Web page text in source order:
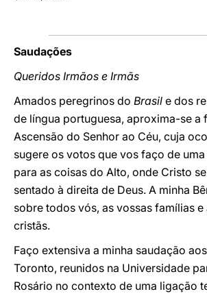
Saudações
Queridos Irmãos e Irmãs
Amados peregrinos do Brasil e dos
de língua portuguesa, aproxima-se a
Ascensão do Senhor ao Céu, cuja
sugere os votos que vos faço de
para as coisas do Alto, onde Cristo
sentado à direita de Deus. A minha
sobre todos vós, as vossas famílias
cristãs.
Faço extensiva a minha saudação
Toronto, reunidos na Universidade
Rosário no contexto de uma ligação